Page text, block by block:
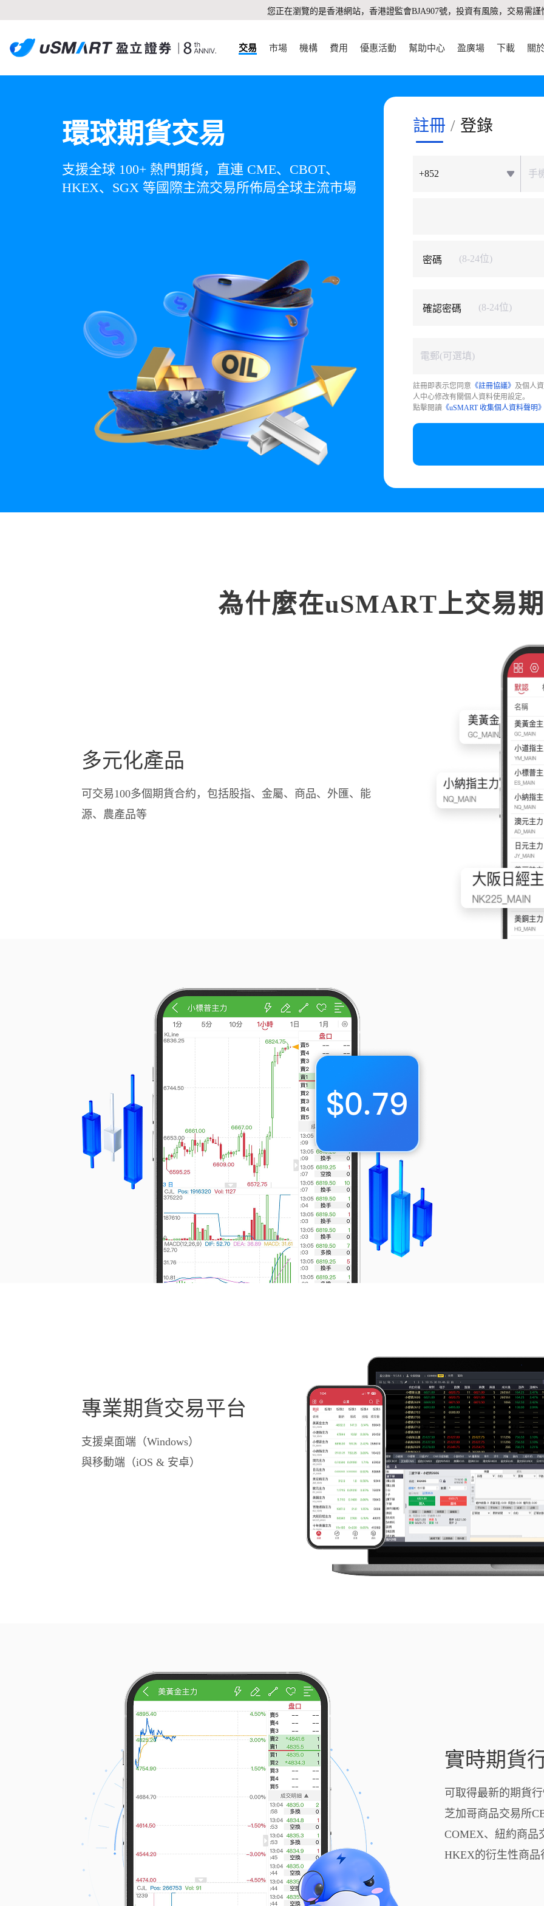
您正在瀏覽的是香港網站，香港證監會BJA907號，投資有風險，交易需謹
交易 市場 機構 費用 優惠活動 幫助中心 盈廣場 下載 關
環球期貨交易
支援全球 100+ 熱門期貨，直連 CME、CBOT、
HKEX、SGX 等國際主流交易所佈局全球主流市場
註冊 / 登錄
+852
密碼
確認密碼
註冊即表示您同意 《註冊協議》 及個人
人中心修改有關個人資料使用設定。
點擊閱讀 《uSMART 收集個人資料聲明
為什麼在uSMART上交易
多元化產品
可交易100多個期貨合約，包括股指、金屬、商品、外匯、能
源、農產品等
專業期貨交易平台
支援桌面端（Windows）
與移動端（iOS & 安卓）
實時期貨
可取得最新的期貨
芝加哥商品交易所
COMEX、紐約商品
HKEX的衍生性商品

網絡不給力，請刷新重試